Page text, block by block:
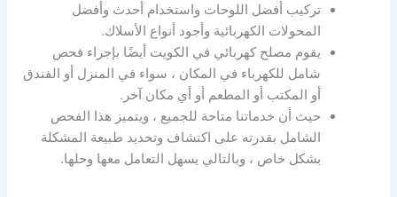
تركيب أفضل اللوحات واستخدام أحدث وأفضل
المحولات الكهربائية وأجود أنواع الأسلاك.
يقوم مصلح كهربائي في الكويت أيضًا بإجراء فحص
شامل للكهرباء في المكان ، سواء في المنزل أو الفندق
أو المكتب أو المطعم أو أي مكان آخر.
حيث أن خدماتنا متاحة للجميع ، ويتميز هذا الفحص
الشامل بقدرته على اكتشاف وتحديد طبيعة المشكلة
بشكل خاص ، وبالتالي يسهل التعامل معها وحلها.